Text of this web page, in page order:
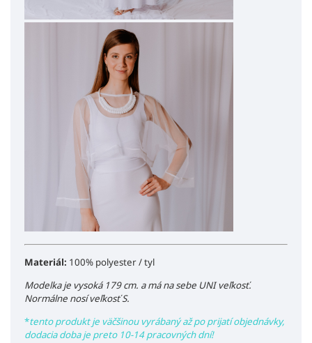
Materiál: 100% polyester / tyl
Modelka je vysoká 179 cm. a má na sebe UNI veľkosť.
Normálne nosí veľkosť S.
*tento produkt je väčšinou vyrábaný až po prijatí objednávky,
dodacia doba je preto 10-14 pracovných dní!